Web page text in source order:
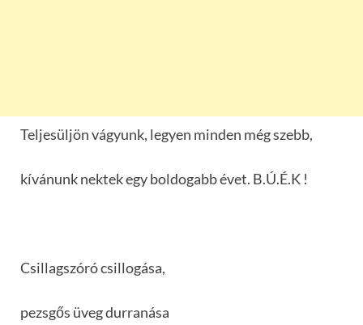
Teljesüljön vágyunk, legyen minden még szebb,
kívánunk nektek egy boldogabb évet. B.Ú.É.K !
Csillagszóró csillogása,
pezsgős üveg durranása